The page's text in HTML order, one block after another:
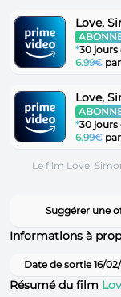
Love,
*30 jours
6.99€
Love,
*30 jours
6.99€
Le film Love,
Suggérer une
Informations à
Date de sortie 16/
Résumé du film